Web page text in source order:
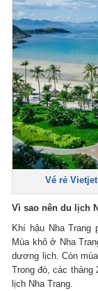
Vé rẻ
Vì sao nên du lịch
Khí hậu Nha Trang
Mùa khô ở Nha
dương lịch. Còn
Trong đó, các
lịch Nha Trang.